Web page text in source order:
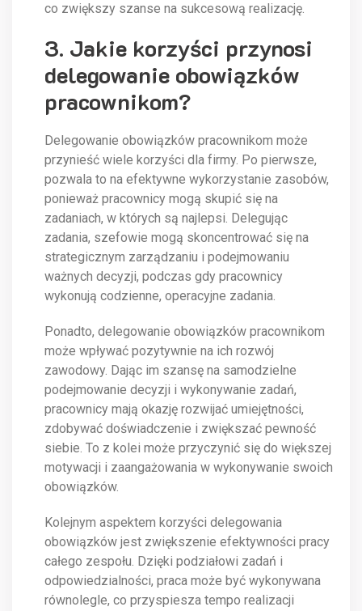
co zwiększy szanse na sukcesową realizację.
3. Jakie korzyści przynosi
delegowanie obowiązków
pracownikom?
Delegowanie obowiązków pracownikom może
przynieść wiele korzyści dla firmy. Po pierwsze,
pozwala to na efektywne wykorzystanie zasobów,
ponieważ pracownicy mogą skupić się na
zadaniach, w których są najlepsi. Delegując
zadania, szefowie mogą skoncentrować się na
strategicznym zarządzaniu i podejmowaniu
ważnych decyzji, podczas gdy pracownicy
wykonują codzienne, operacyjne zadania.
Ponadto, delegowanie obowiązków pracownikom
może wpływać pozytywnie na ich rozwój
zawodowy. Dając im szansę na samodzielne
podejmowanie decyzji i wykonywanie zadań,
pracownicy mają okazję rozwijać umiejętności,
zdobywać doświadczenie i zwiększać pewność
siebie. To z kolei może przyczynić się do większej
motywacji i zaangażowania w wykonywanie swoich
obowiązków.
Kolejnym aspektem korzyści delegowania
obowiązków jest zwiększenie efektywności pracy
całego zespołu. Dzięki podziałowi zadań i
odpowiedzialności, praca może być wykonywana
równolegle, co przyspiesza tempo realizacji